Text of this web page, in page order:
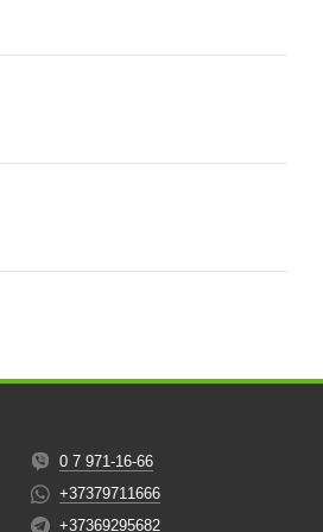
0 7 971-16-66
+37379711666
+37369295682